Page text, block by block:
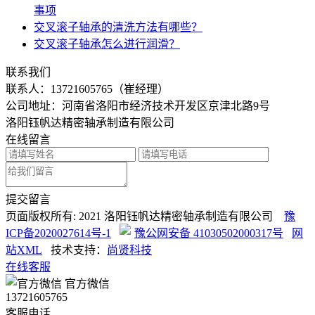
事项
交叉滚子轴承的清洗方法有哪些？
交叉滚子轴承怎么进行润滑？
联系我们
联系人： 13721605765（崔经理）
公司地址：河南省洛阳市经济技术开发区京津北路9号
洛阳钰帆达精密轴承制造有限公司
在线留言
提交留言
页面版权所有: 2021 洛阳钰帆达精密轴承制造有限公司
豫
ICP备2020027614号-1
豫公网安备 41030502000317号
网
站XML 技术支持：
尚贤科技
在线客服
官方微信
13721605765